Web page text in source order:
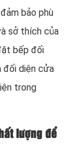
bảo phù
sở thích của
bếp đối
đối diện cửa
trong
lượng để